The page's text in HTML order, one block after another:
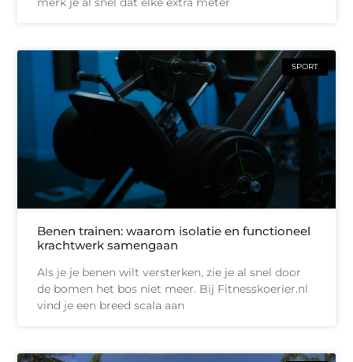
SPORT
Benen trainen: waarom isolatie en functioneel
krachtwerk samengaan
Als je je benen wilt versterken, zie je al snel door
de bomen het bos niet meer. Bij Fitnesskoerier.nl
vind je een breed scala aan